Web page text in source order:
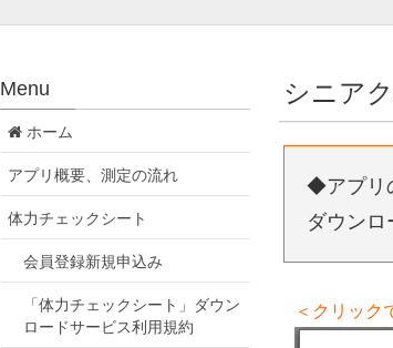
シニア
◆アプリ
ダウンロ
＜クリック
Menu
ホーム
アプリ概要、測定の流れ
体力チェックシート
会員登録新規申込み
「体力チェックシート」ダウン
ロードサービス利用規約